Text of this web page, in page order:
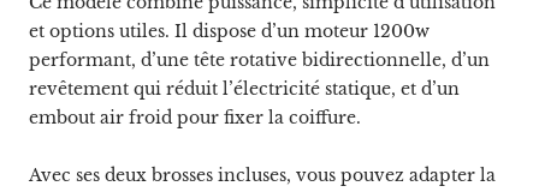
et options utiles. Il dispose d’un moteur 1200w
performant, d’une tête rotative bidirectionnelle, d’un
revêtement qui réduit l’électricité statique, et d’un
embout air froid pour fixer la coiffure.
Avec ses deux brosses incluses, vous pouvez adapter la